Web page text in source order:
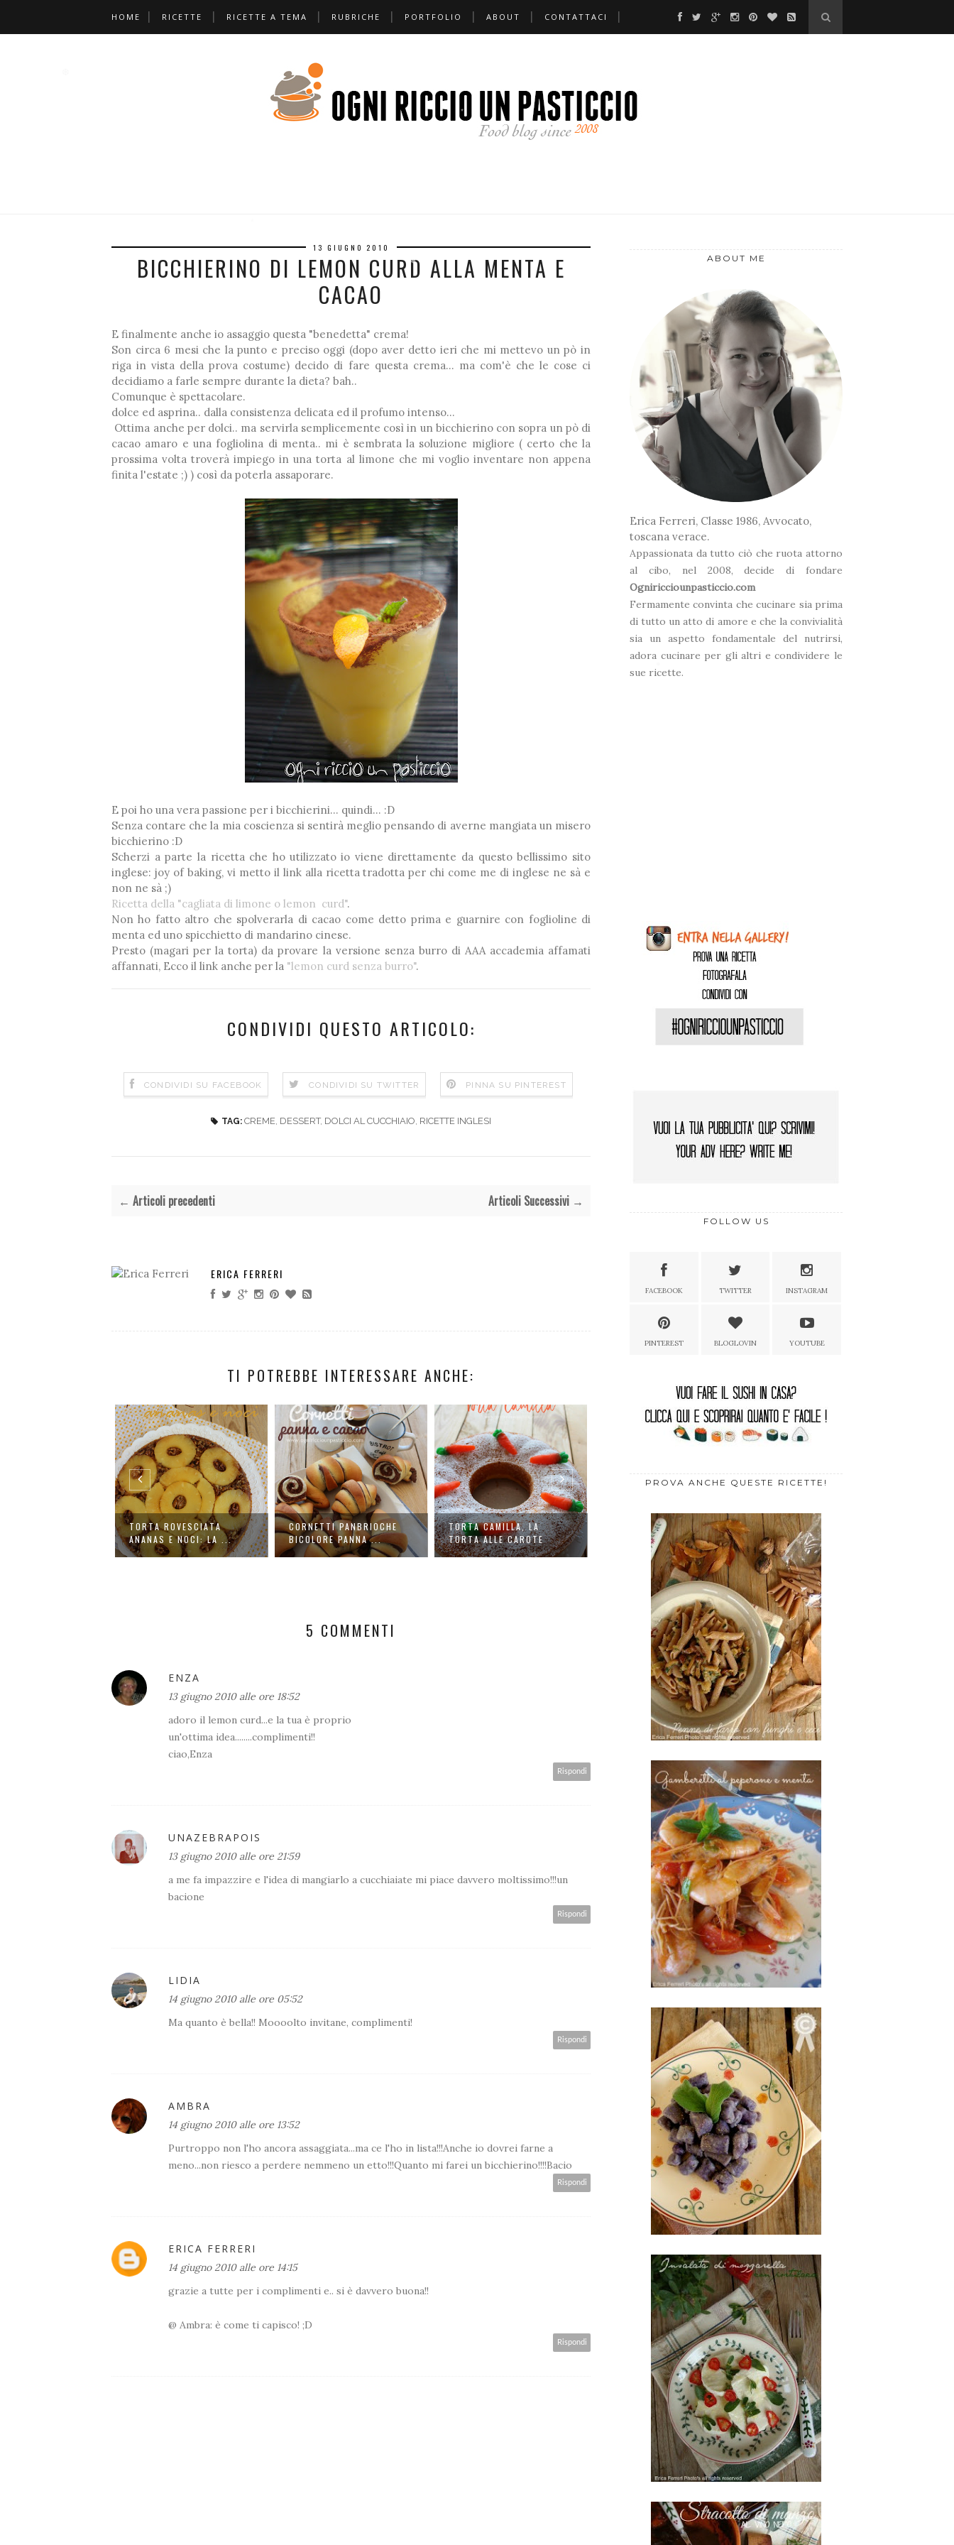
HOME RICETTE RICETTE A TEMA RUBRICHE PORTFOLIO ABOUT CONTATTACI
13 GIUGNO 2010
BICCHIERINO DI LEMON CURD ALLA MENTA E
CACAO
E finalmente anche io assaggio questa "benedetta" crema!
Son circa 6 mesi che la punto e preciso oggi (dopo aver detto ieri che mi mettevo un pò in
riga in vista della prova costume) decido di fare questa crema... ma com'è che le cose ci
decidiamo a farle sempre durante la dieta? bah..
Comunque è spettacolare.
dolce ed asprina.. dalla consistenza delicata ed il profumo intenso...
Ottima anche per dolci.. ma servirla semplicemente così in un bicchierino con sopra un pò di
cacao amaro e una fogliolina di menta.. mi è sembrata la soluzione migliore ( certo che la
prossima volta troverà impiego in una torta al limone che mi voglio inventare non appena
finita l'estate ;) ) così da poterla assaporare.
E poi ho una vera passione per i bicchierini... quindi... :D
Senza contare che la mia coscienza si sentirà meglio pensando di averne mangiata un misero
bicchierino :D
Scherzi a parte la ricetta che ho utilizzato io viene direttamente da questo bellissimo sito
inglese: joy of baking, vi metto il link alla ricetta tradotta per chi come me di inglese ne sà e
non ne sà ;)
Ricetta della "cagliata di limone o lemon curd".
Non ho fatto altro che spolverarla di cacao come detto prima e guarnire con foglioline di
menta ed uno spicchietto di mandarino cinese.
Presto (magari per la torta) da provare la versione senza burro di AAA accademia affamati
affannati, Ecco il link anche per la "lemon curd senza burro".
CONDIVIDI QUESTO ARTICOLO:
CONDIVIDI SU FACEBOOK CONDIVIDI SU TWITTER PINNA SU PINTEREST
TAG: CREME, DESSERT, DOLCI AL CUCCHIAIO, RICETTE INGLESI
← Articoli precedenti Articoli Successivi →
ERICA FERRERI
TI POTREBBE INTERESSARE ANCHE:
TORTA ROVESCIATA
ANANAS E NOCI: LA ...
CORNETTI PANBRIOCHE
BICOLORE PANNA ...
TORTA CAMILLA, LA
TORTA ALLE CAROTE
PORRIDGE CON FIOCCHI
D'AVENA, BANAN...
FITMISÙ - IL TIRAMISÙ
PER CHI È A D...
5 COMMENTI
ENZA
13 giugno 2010 alle ore 18:52
adoro il lemon curd...e la tua è proprio
un'ottima idea........complimenti!!
ciao,Enza
Rispondi
UNAZEBRAPOIS
13 giugno 2010 alle ore 21:59
a me fa impazzire e l'idea di mangiarlo a cucchiaiate mi piace davvero moltissimo!!!un
bacione
Rispondi
LIDIA
14 giugno 2010 alle ore 05:52
Ma quanto è bella!! Moooolto invitane, complimenti!
Rispondi
AMBRA
14 giugno 2010 alle ore 13:52
Purtroppo non l'ho ancora assaggiata...ma ce l'ho in lista!!!Anche io dovrei farne a
meno...non riesco a perdere nemmeno un etto!!!Quanto mi farei un bicchierino!!!!Bacio
Rispondi
ERICA FERRERI
14 giugno 2010 alle ore 14:15
grazie a tutte per i complimenti e.. si è davvero buona!!
@ Ambra: è come ti capisco! ;D
Rispondi
ABOUT ME
Erica Ferreri, Classe 1986, Avvocato,
toscana verace.
Appassionata da tutto ciò che ruota attorno
al cibo, nel 2008, decide di fondare
Ogniricciounpasticcio.com
Fermamente convinta che cucinare sia prima
di tutto un atto di amore e che la convivialità
sia un aspetto fondamentale del nutrirsi,
adora cucinare per gli altri e condividere le
sue ricette.
FOLLOW US
FACEBOOK TWITTER INSTAGRAM
PINTEREST BLOGLOVIN YOUTUBE
PROVA ANCHE QUESTE RICETTE!
❆
*
❅
*
❅
*
❆
*